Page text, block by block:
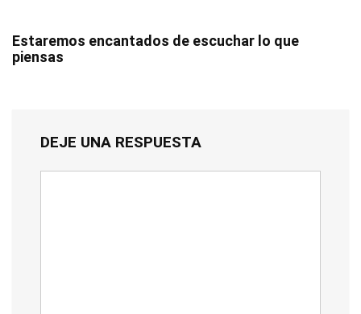
Estaremos encantados de escuchar lo que
piensas
DEJE UNA RESPUESTA